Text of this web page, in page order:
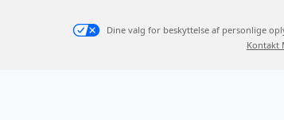
Dine valg for beskyttelse af personlige
Kontakt